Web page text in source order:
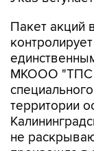
Пакет акций
МКООО "ТПС
территории
не